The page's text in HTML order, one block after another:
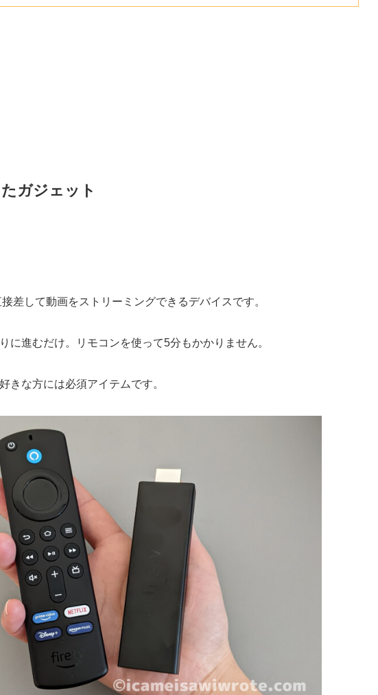
ガジェット
差して動画をストリーミングできるデバイスです。
に進むだけ。リモコンを使って5分もかかりません。
きな方には必須アイテムです。